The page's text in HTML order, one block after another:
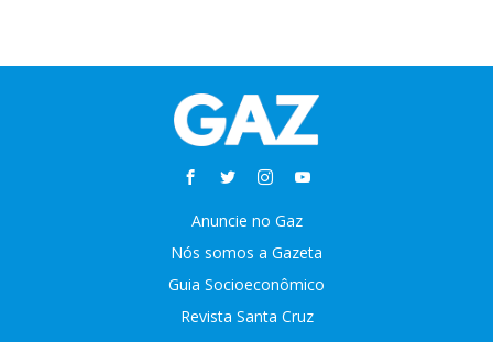
Anuncie no Gaz
Nós somos a Gazeta
Guia Socioeconômico
Revista Santa Cruz